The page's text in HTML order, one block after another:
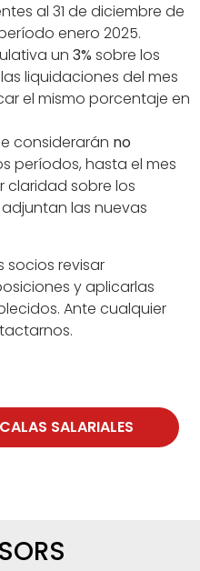
al 31 de diciembre de
enero 2025.
un 3% sobre los
liquidaciones del mes
el mismo porcentaje en
considerarán no
períodos, hasta el mes
claridad sobre los
las nuevas
socios revisar
y aplicarlas
Ante cualquier
SALARIALES